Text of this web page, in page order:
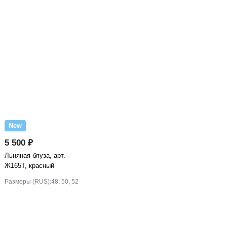
New
5 500 ₽
Льняная блуза, арт.
Ж165Т, красный
Размеры (RUS):48, 50, 52